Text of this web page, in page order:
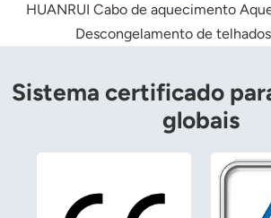
svenska
HUANRUI Cabo de aquecimento
Descongelamento de
Sistema certificado
globais